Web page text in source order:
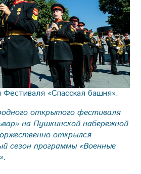
«Спасская башня».
открытого фестиваля
на Пушкинской набережной
открылся
сезон программы «Военные